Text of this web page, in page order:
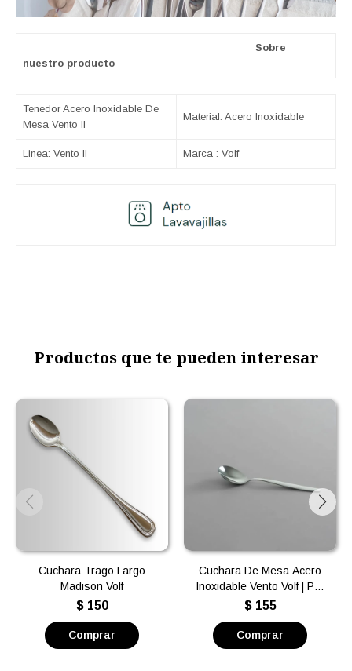
Sobre
nuestro producto
Tenedor Acero Inoxidable De
Mesa Vento II
Material: Acero Inoxidable
Linea: Vento II Marca : Volf
Productos que te pueden interesar
Cuchara Trago Largo
Madison Volf
$ 150
Cuchara De Mesa Acero
Inoxidable Vento Volf | Por
unidad
$ 155